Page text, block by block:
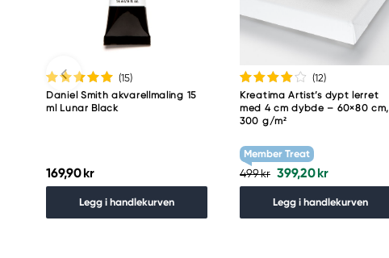
(15)
Daniel Smith akvarellmaling 15
ml Lunar Black
169,90 kr
Legg i handlekurven
(12)
Kreatima Artist’s dypt lerret
med 4 cm dybde – 60×80 cm,
300 g/m²
Member Treat
499 kr 399,20 kr
Legg i handlekurven